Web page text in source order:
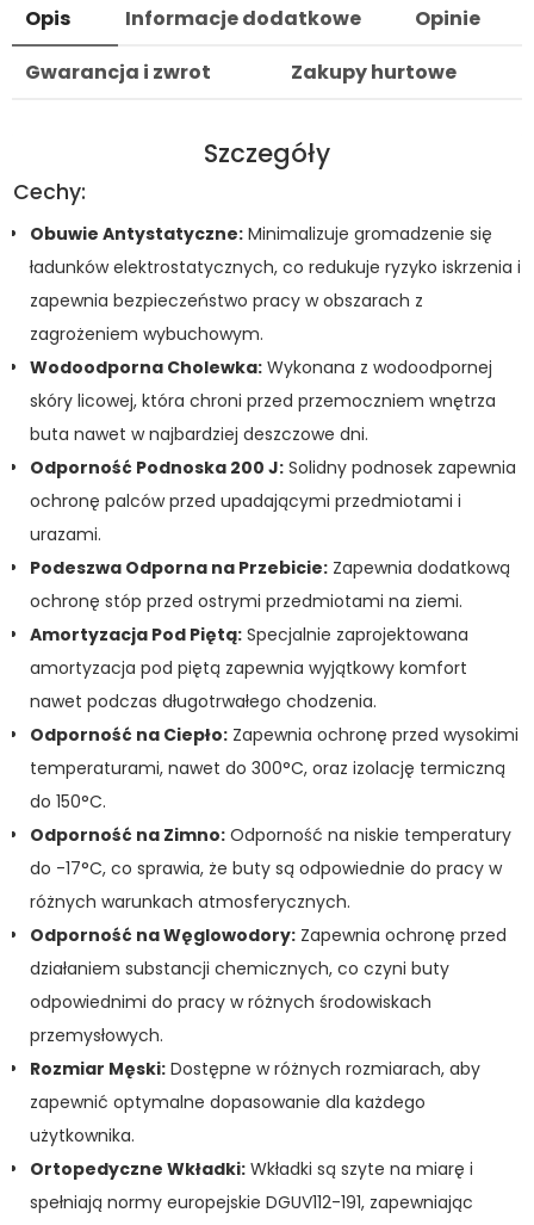
Opis Informacje dodatkowe
Opinie
Gwarancja i zwrot
Zakupy hurtowe
Szczegóły
Cechy:
Obuwie Antystatyczne: Minimalizuje gromadzenie się
ładunków elektrostatycznych, co redukuje ryzyko iskrzenia i
zapewnia bezpieczeństwo pracy w obszarach z
zagrożeniem wybuchowym.
Wodoodporna Cholewka: Wykonana z wodoodpornej
skóry licowej, która chroni przed przemoczniem wnętrza
buta nawet w najbardziej deszczowe dni.
Odporność Podnoska 200 J: Solidny podnosek zapewnia
ochronę palców przed upadającymi przedmiotami i
urazami.
Podeszwa Odporna na Przebicie: Zapewnia dodatkową
ochronę stóp przed ostrymi przedmiotami na ziemi.
Amortyzacja Pod Piętą: Specjalnie zaprojektowana
amortyzacja pod piętą zapewnia wyjątkowy komfort
nawet podczas długotrwałego chodzenia.
Odporność na Ciepło: Zapewnia ochronę przed wysokimi
temperaturami, nawet do 300°C, oraz izolację termiczną
do 150°C.
Odporność na Zimno: Odporność na niskie temperatury
do -17°C, co sprawia, że buty są odpowiednie do pracy w
różnych warunkach atmosferycznych.
Odporność na Węglowodory: Zapewnia ochronę przed
działaniem substancji chemicznych, co czyni buty
odpowiednimi do pracy w różnych środowiskach
przemysłowych.
Rozmiar Męski: Dostępne w różnych rozmiarach, aby
zapewnić optymalne dopasowanie dla każdego
użytkownika.
Ortopedyczne Wkładki: Wkładki są szyte na miarę i
spełniają normy europejskie DGUV112-191, zapewniając